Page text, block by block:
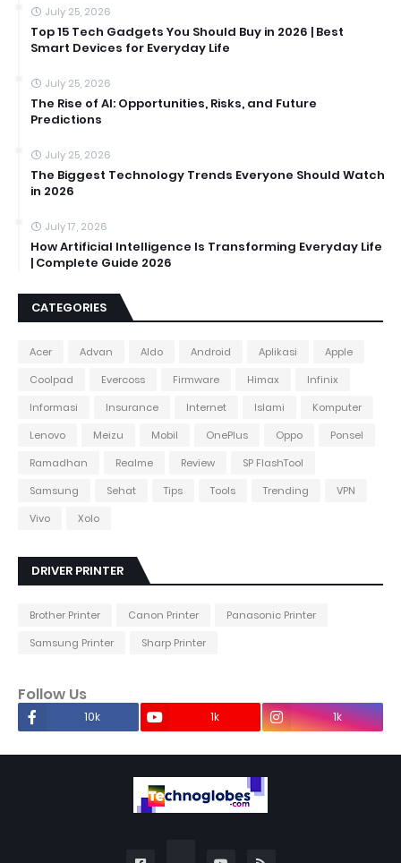
July 25, 2026
Top 15 Tech Gadgets You Should Buy in 2026 | Best
Smart Devices for Everyday Life
July 25, 2026
The Rise of AI: Opportunities, Risks, and Future
Predictions
July 25, 2026
The Biggest Technology Trends Everyone Should Watch
in 2026
July 17, 2026
How Artificial Intelligence Is Transforming Everyday Life
| Complete Guide 2026
CATEGORIES
Acer Advan Aldo Android Aplikasi
Apple
Coolpad
Evercoss Firmware Himax
Infinix
Informasi
Insurance Internet Islami
Komputer
Lenovo
Meizu Mobil OnePlus Oppo
Ponsel
Ramadhan
Realme Review
SP FlashTool
Samsung
Sehat Tips Tools Trending
VPN
Vivo
Xolo
DRIVER PRINTER
Brother Printer Canon Printer
Panasonic Printer
Samsung Printer
Sharp Printer
Follow Us
10k 1k 1k